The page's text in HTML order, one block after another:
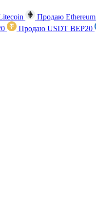
Продаю Ethereum
Продаю USDT BEP20